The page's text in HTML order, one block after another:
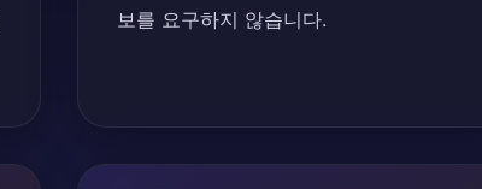
보를 요구하지 않습니다.